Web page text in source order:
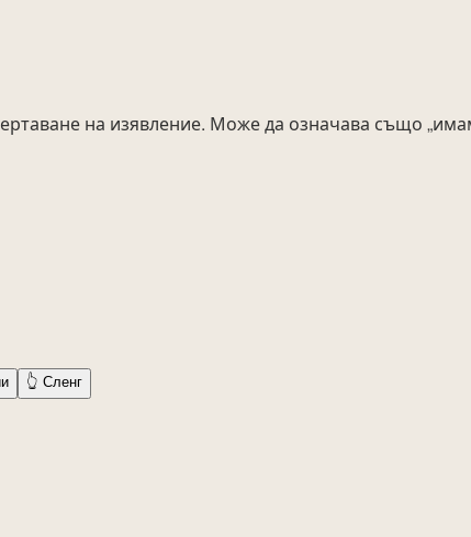
на изявление. Може да означава също
👆 Сленг